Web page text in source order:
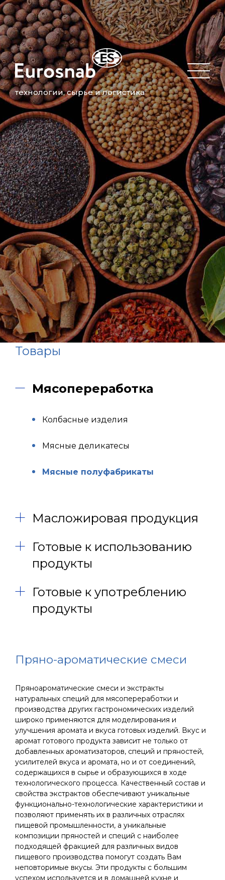
технологии, сырье и логистика
Товары
Мясопереработка
Колбасные изделия
Мясные деликатесы
Мясные полуфабрикаты
Масложировая продукция
Готовые к использованию
продукты
Готовые к употреблению
продукты
Пряно-ароматические смеси
Пряноароматические смеси и экстракты
натуральных специй для мясопереработки и
производства других гастрономических изделий
широко применяются для моделирования и
улучшения аромата и вкуса готовых изделий. Вкус и
аромат готового продукта зависит не только от
добавленных ароматизаторов, специй и пряностей,
усилителей вкуса и аромата, но и от соединений,
содержащихся в сырье и образующихся в ходе
технологического процесса. Качественный состав и
свойства экстрактов обеспечивают уникальные
функционально-технологические характеристики и
позволяют применять их в различных отраслях
пищевой промышленности, а уникальные
композиции пряностей и специй с наиболее
подходящей фракцией для различных видов
пищевого производства помогут создать Вам
неповторимые вкусы. Эти продукты с большим
успехом используется и в домашней кухне и